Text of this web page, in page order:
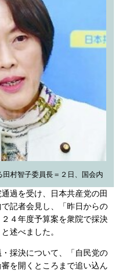
田村智子委員長＝２日、国会内
過を受け、日本共産党の田
記者会見し、「昨日からの
４年度予算案を衆院で採決
述べました。
採決について、「自民党の
を開くところまで追い込ん